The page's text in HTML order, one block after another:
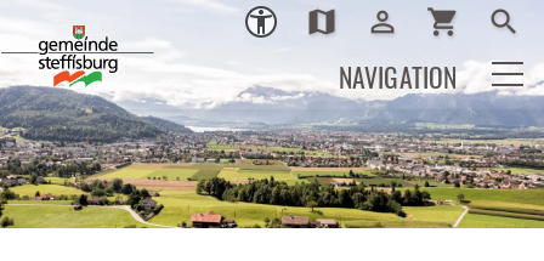
Ortsplan
map Login
person_outline shopping_cart search
NAVIGATION